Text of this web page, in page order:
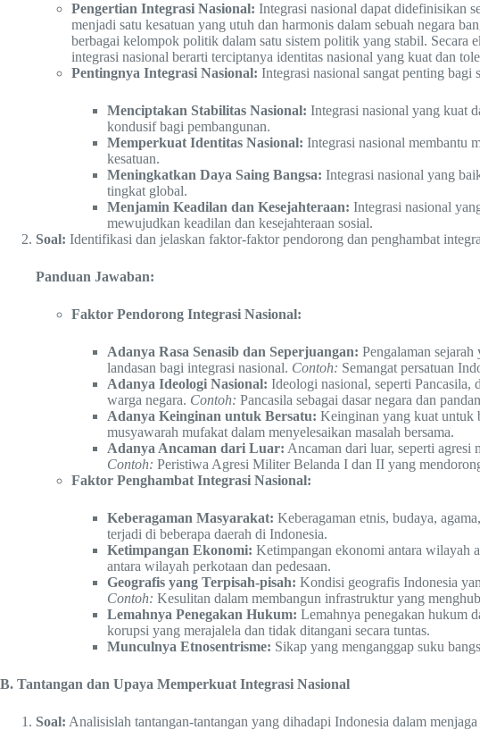
Pengertian Integrasi Nasional: Integrasi nasional dapat didefinisikan
menjadi satu kesatuan yang utuh dan harmonis dalam sebuah negara
berbagai kelompok politik dalam satu sistem politik yang stabil. Secara
integrasi nasional berarti terciptanya identitas nasional yang kuat dan
Pentingnya Integrasi Nasional: Integrasi nasional sangat penting bagi
Menciptakan Stabilitas Nasional: Integrasi nasional yang kuat
kondusif bagi pembangunan.
Memperkuat Identitas Nasional: Integrasi nasional membantu
kesatuan.
Meningkatkan Daya Saing Bangsa: Integrasi nasional yang
tingkat global.
Menjamin Keadilan dan Kesejahteraan: Integrasi nasional
mewujudkan keadilan dan kesejahteraan sosial.
Soal: Identifikasi dan jelaskan faktor-faktor pendorong dan penghambat
Panduan Jawaban:
Faktor Pendorong Integrasi Nasional:
Adanya Rasa Senasib dan Seperjuangan: Pengalaman
landasan bagi integrasi nasional. Contoh: Semangat persatuan
Adanya Ideologi Nasional: Ideologi nasional, seperti Pancasila,
warga negara. Contoh: Pancasila sebagai dasar negara dan
Adanya Keinginan untuk Bersatu: Keinginan yang kuat untuk
musyawarah mufakat dalam menyelesaikan masalah bersama.
Adanya Ancaman dari Luar: Ancaman dari luar, seperti agresi
Contoh: Peristiwa Agresi Militer Belanda I dan II yang
Faktor Penghambat Integrasi Nasional:
Keberagaman Masyarakat: Keberagaman etnis, budaya,
terjadi di beberapa daerah di Indonesia.
Ketimpangan Ekonomi: Ketimpangan ekonomi antara wilayah
antara wilayah perkotaan dan pedesaan.
Geografis yang Terpisah-pisah: Kondisi geografis Indonesia
Contoh: Kesulitan dalam membangun infrastruktur yang
Lemahnya Penegakan Hukum: Lemahnya penegakan hukum
korupsi yang merajalela dan tidak ditangani secara tuntas.
Munculnya Etnosentrisme: Sikap yang menganggap suku
B. Tantangan dan Upaya Memperkuat Integrasi Nasional
Soal: Analisislah tantangan-tantangan yang dihadapi Indonesia dalam